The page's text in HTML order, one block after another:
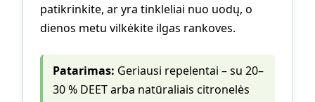
patikrinkite, ar yra tinkleliai nuo uodų, o
dienos metu vilkėkite ilgas rankoves.
Patarimas: Geriausi repelentai – su 20–
30 % DEET arba natūraliais citronelės